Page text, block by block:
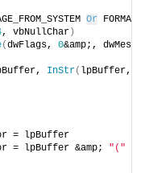
Or
, vbNullChar)
(dwFlags, 0&amp;,
InStr( lpBuffer,
= lpBuffer
= lpBuffer &amp;
"("